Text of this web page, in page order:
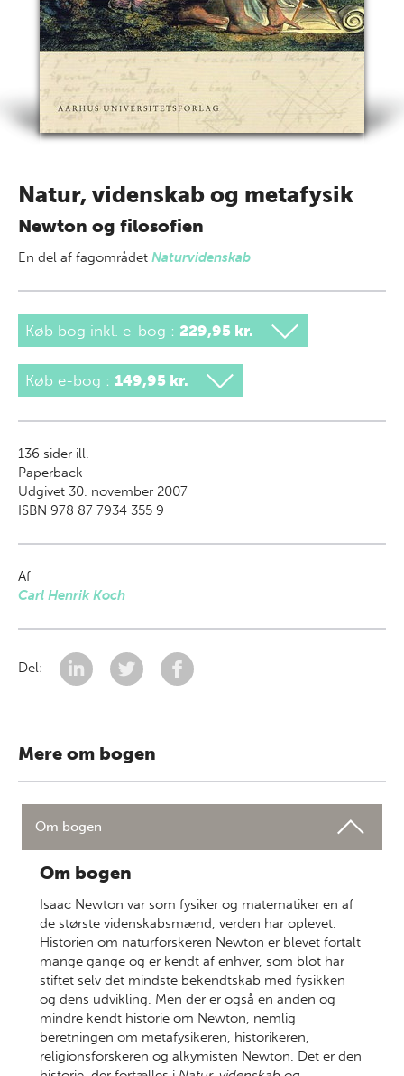
Natur, videnskab og metafysik
Newton og filosofien
En del af fagområdet Naturvidenskab
Køb bog inkl. e-bog : 229,95 kr.
Køb e-bog : 149,95 kr.
136 sider ill.
Paperback
Udgivet 30. november 2007
ISBN 978 87 7934 355 9
Af
Carl Henrik Koch
Del:
Mere om bogen
Om bogen
Om bogen
Isaac Newton var som fysiker og matematiker en af
de største videnskabsmænd, verden har oplevet.
Historien om naturforskeren Newton er blevet fortalt
mange gange og er kendt af enhver, som blot har
stiftet selv det mindste bekendtskab med fysikken
og dens udvikling. Men der er også en anden og
mindre kendt historie om Newton, nemlig
beretningen om metafysikeren, historikeren,
religionsforskeren og alkymisten Newton. Det er den